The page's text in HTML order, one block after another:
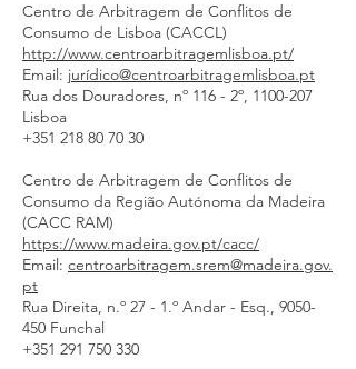
Centro de Arbitragem de Conflitos de
Consumo de Lisboa (CACCL)
http://www.centroarbitragemlisboa.pt/
Email: jurídico@centroarbitragemlisboa.pt
Rua dos Douradores, nº 116 - 2º, 1100-207
Lisboa
+351 218 80 70 30
Centro de Arbitragem de Conflitos de
Consumo da Região Autónoma da Madeira
(CACC RAM)
https://www.madeira.gov.pt/cacc/
Email: centroarbitragem.srem@madeira.gov.
pt
Rua Direita, n.º 27 - 1.º Andar - Esq., 9050-
450 Funchal
+351 291 750 330